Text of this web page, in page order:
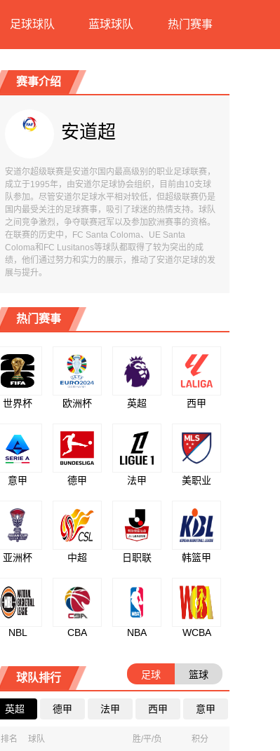
足球球队 蓝球球队 热门赛事
赛事介绍
安道超
安道尔超级联赛是安道尔国内最高级别的职业足球联赛，
成立于1995年，由安道尔足球协会组织，目前由10支球
队参加。尽管安道尔足球水平相对较低，但超级联赛仍是
国内最受关注的足球赛事，吸引了球迷的热情支持。球队
之间竞争激烈，争夺联赛冠军以及参加欧洲赛事的资格。
在联赛的历史中，FC Santa Coloma、UE Santa
Coloma和FC Lusitanos等球队都取得了较为突出的成
绩，他们通过努力和实力的展示，推动了安道尔足球的发
展与提升。
热门赛事
世界杯 欧洲杯 英超 西甲
意甲 德甲 法甲 美职业
亚洲杯 中超 日职联 韩篮甲
NBL CBA NBA WCBA
球队排行 足球 篮球
英超 德甲 法甲 西甲 意甲
排名 球队 胜/平/负 积分